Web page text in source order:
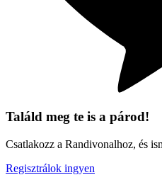
Találd meg te is a párod!
Csatlakozz a Randivonalhoz, és
Regisztrálok ingyen